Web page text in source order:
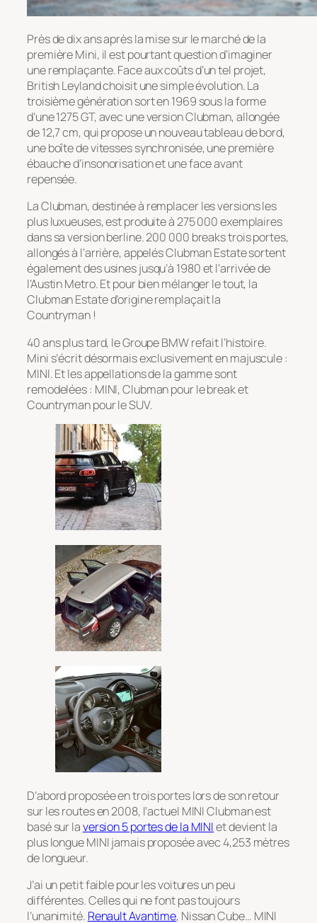
Près de dix ans après la mise sur le marché de la
première Mini, il est pourtant question d’imaginer
une remplaçante. Face aux coûts d’un tel projet,
British Leyland choisit une simple évolution. La
troisième génération sort en 1969 sous la forme
d’une 1275 GT, avec une version Clubman, allongée
de 12,7 cm, qui propose un nouveau tableau de bord,
une boîte de vitesses synchronisée, une première
ébauche d’insonorisation et une face avant
repensée.
La Clubman, destinée à remplacer les versions les
plus luxueuses, est produite à 275 000 exemplaires
dans sa version berline. 200 000 breaks trois portes,
allongés à l’arrière, appelés Clubman Estate sortent
également des usines jusqu’à 1980 et l’arrivée de
l’Austin Metro. Et pour bien mélanger le tout, la
Clubman Estate d’origine remplaçait la
Countryman !
40 ans plus tard, le Groupe BMW refait l’histoire.
Mini s’écrit désormais exclusivement en majuscule :
MINI. Et les appellations de la gamme sont
remodelées : MINI, Clubman pour le break et
Countryman pour le SUV.
D’abord proposée en trois portes lors de son retour
sur les routes en 2008, l’actuel MINI Clubman est
basé sur laversion 5 portes de la MINIet devient la
plus longue MINI jamais proposée avec 4,253 mètres
de longueur.
J’ai un petit faible pour les voitures un peu
différentes. Celles qui ne font pas toujours
l’unanimité. Renault Avantime, Nissan Cube… MINI